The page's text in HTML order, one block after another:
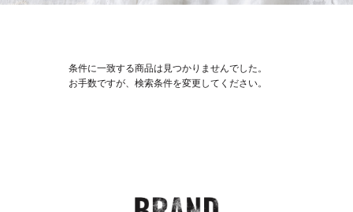
条件に一致する商品は見つかりませんでした。
お手数ですが、検索条件を変更してください。